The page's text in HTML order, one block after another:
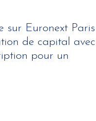
sur Euronext Paris
de capital avec
pour un